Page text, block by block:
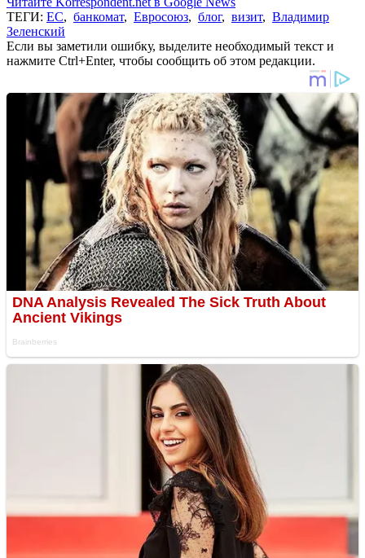
ТЕГИ: ЕС, банкомат, Евросоюз, блог, визит, Владимир
Зеленский
Если вы заметили ошибку, выделите необходимый текст и
нажмите Ctrl+Enter, чтобы сообщить об этом редакции.